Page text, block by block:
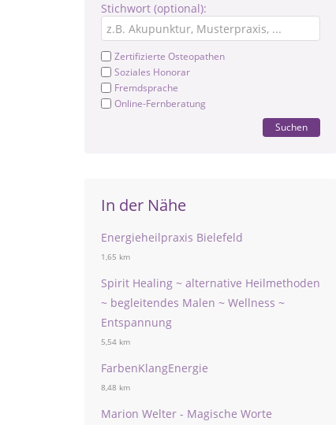
Stichwort (optional):
Zertifizierte Osteopathen
Soziales Honorar
Fremdsprache
Online-Fernberatung
Suchen
In der Nähe
Energieheilpraxis Bielefeld
1,65 km
Spirit Healing ~ alternative Heilmethoden
~ begleitendes Malen ~ Wellness ~
Entspannung
5,54 km
FarbenKlangEnergie
8,48 km
Marion Welter - Magische Worte